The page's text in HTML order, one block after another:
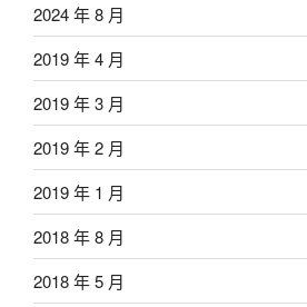
2024 年 8 月
2019 年 4 月
2019 年 3 月
2019 年 2 月
2019 年 1 月
2018 年 8 月
2018 年 5 月